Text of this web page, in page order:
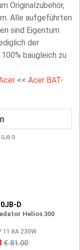
Originalzubehör,
Alle aufgeführten
sind Eigentum
der
baugleich zu
<< Acer BAT-
D
Helios 300
11.8A 230W
€ 81.00